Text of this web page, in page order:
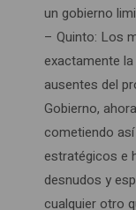
un gobierno
– Quinto: Los
exactamente
ausentes del
Gobierno,
cometiendo
estratégicos e
desnudos y
cualquier otro